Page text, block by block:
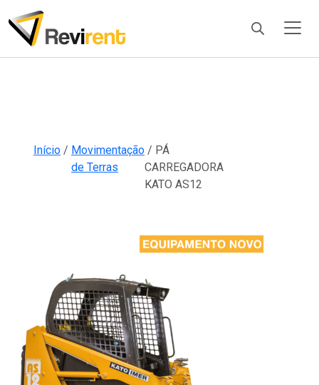
Products
search
Início / Movimentação
de Terras
/ PÁ
CARREGADORA
KATO AS12